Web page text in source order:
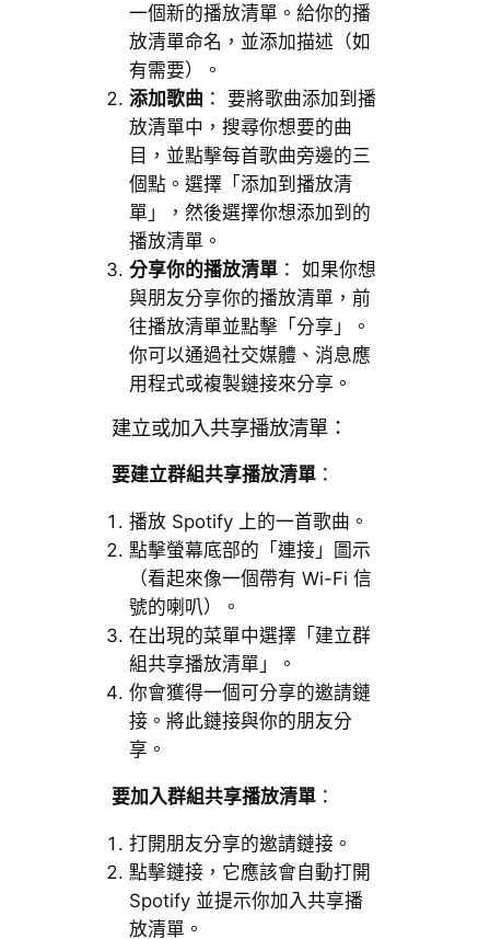
一個新的播放清單。給你的播
放清單命名，並添加描述（如
有需要）。
添加歌曲 ： 要將歌曲添加到播
放清單中，搜尋你想要的曲
目，並點擊每首歌曲旁邊的三
個點。選擇「添加到播放清
單」，然後選擇你想添加到的
播放清單。
分享你的播放清單： 如果你想
與朋友分享你的播放清單，前
往播放清單並點擊「分享」。
你可以通過社交媒體、消息應
用程式或複製鏈接來分享。
建立或加入共享播放清單：
要建立群組共享播放清單：
播放 Spotify 上的一首歌曲。
點擊螢幕底部的「連接」圖示
（看起來像一個帶有 Wi-Fi 信
號的喇叭）。
在出現的菜單中選擇「建立群
組共享播放清單」。
你會獲得一個可分享的邀請鏈
接。將此鏈接與你的朋友分
享。
要加入群組共享播放清單：
打開朋友分享的邀請鏈接。
點擊鏈接，它應該會自動打開
Spotify 並提示你加入共享播
放清單。